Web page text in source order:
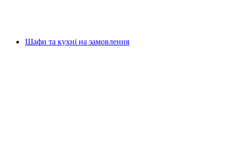
Шафи та кухні на замовлення